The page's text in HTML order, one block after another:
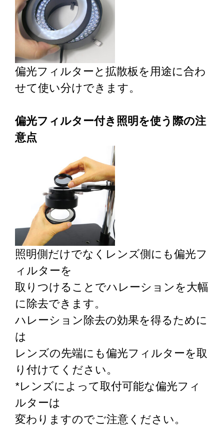
偏光フィルターと拡散板を用途に合わ
せて使い分けできます。
偏光フィルター付き照明を使う際の注
意点
照明側だけでなくレンズ側にも偏光フ
ィルターを
取りつけることでハレーションを大幅
に除去できます。
ハレーション除去の効果を得るために
は
レンズの先端にも偏光フィルターを取
り付けてください。
*レンズによって取付可能な偏光フィ
ルターは
変わりますのでご注意ください。